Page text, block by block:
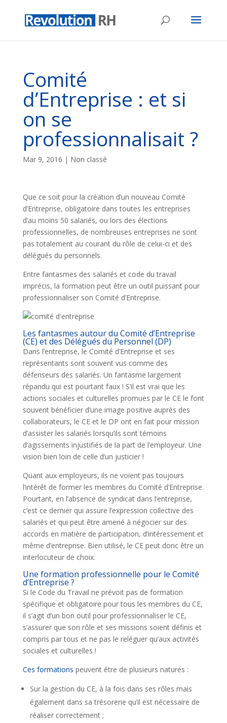
Comité
d’Entreprise : et si
on se
professionnalisait ?
Mar 9, 2016 | Non classé
Que ce soit pour la création d’un nouveau Comité
d’Entreprise, obligatoire dans toutes les entreprises
d’au moins 50 salariés, ou lors des élections
professionnelles, de nombreuses entreprises ne sont
pas totalement au courant du rôle de celui-ci et des
délégués du personnels.
Entre fantasmes des salariés et code du travail
imprécis, la formation peut être un outil puissant pour
professionnaliser son Comité d’Entreprise.
Les fantasmes autour du Comité d’Entreprise
(CE) et des Délégués du Personnel (DP)
Dans l’entreprise, le Comité d’Entreprise et ses
représentants sont souvent vus comme des
défenseurs des salariés. Un fantasme largement
répandu qui est pourtant faux ! S’il est vrai que les
actions sociales et culturelles promues par le CE le font
souvent bénéficier d’une image positive auprès des
collaborateurs, le CE et le DP ont en fait pour mission
d’assister les salariés lorsqu’ils sont témoins
d’agissements injustifiés de la part de l’employeur. Une
vision bien loin de celle d’un justicier !
Quant aux employeurs, ils ne voient pas toujours
l’intérêt de former les membres du Comité d’Entreprise.
Pourtant, en l’absence de syndicat dans l’entreprise,
c’est ce dernier qui assure l’expression collective des
salariés et qui peut être amené à négocier sur des
accords en matière de participation, d’intéressement et
même d’entreprise. Bien utilisé, le CE peut donc être un
interlocuteur de choix.
Une formation professionnelle pour le Comité
d’Entreprise ?
Si le Code du Travail ne prévoit pas de formation
spécifique et obligatoire pour tous les membres du CE,
il s’agit d’un bon outil pour professionnaliser le CE,
s’assurer que son rôle et ses missions soient définis et
compris par tous et ne pas le reléguer qu’aux activités
sociales et culturelles !
Ces formations peuvent être de plusieurs natures :
Sur la gestion du CE, à la fois dans ses rôles mais
également dans sa trésorerie qu’il est nécessaire de
réaliser correctement ;